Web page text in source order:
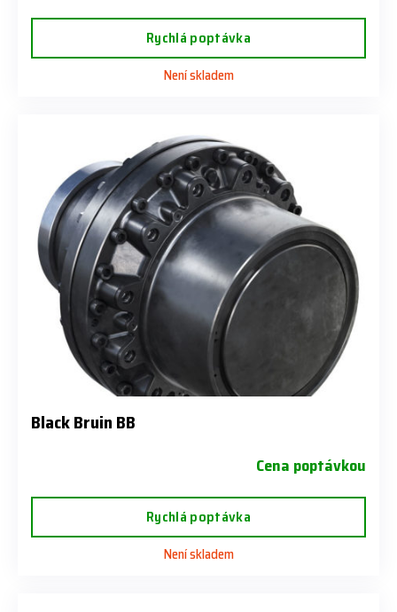
Rychlá poptávka
Není skladem
Black Bruin BB
Cena poptávkou
Rychlá poptávka
Není skladem